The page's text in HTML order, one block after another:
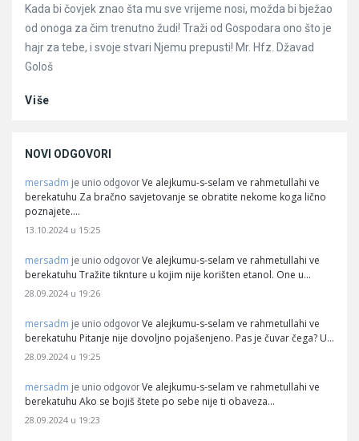
Kada bi čovjek znao šta mu sve vrijeme nosi, možda bi bježao
od onoga za čim trenutno žudi! Traži od Gospodara ono što je
hajr za tebe, i svoje stvari Njemu prepusti! Mr. Hfz. Džavad
Gološ
Više
NOVI ODGOVORI
mersadm je unio odgovor Ve alejkumu-s-selam ve rahmetullahi ve
berekatuhu Za bračno savjetovanje se obratite nekome koga lično
poznajete.…
13.10.2024 u 15:25
mersadm je unio odgovor Ve alejkumu-s-selam ve rahmetullahi ve
berekatuhu Tražite tiknture u kojim nije korišten etanol. One u…
28.09.2024 u 19:26
mersadm je unio odgovor Ve alejkumu-s-selam ve rahmetullahi ve
berekatuhu Pitanje nije dovoljno pojašenjeno. Pas je čuvar čega? U…
28.09.2024 u 19:25
mersadm je unio odgovor Ve alejkumu-s-selam ve rahmetullahi ve
berekatuhu Ako se bojiš štete po sebe nije ti obaveza…
28.09.2024 u 19:23